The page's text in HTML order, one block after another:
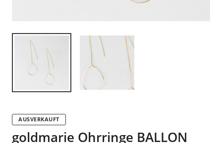
AUSVERKAUFT
goldmarie Ohrringe BALLON